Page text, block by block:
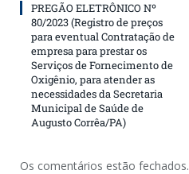
PREGÃO ELETRÔNICO Nº
80/2023 (Registro de preços
para eventual Contratação de
empresa para prestar os
Serviços de Fornecimento de
Oxigênio, para atender as
necessidades da Secretaria
Municipal de Saúde de
Augusto Corrêa/PA)
Os comentários estão fechados.